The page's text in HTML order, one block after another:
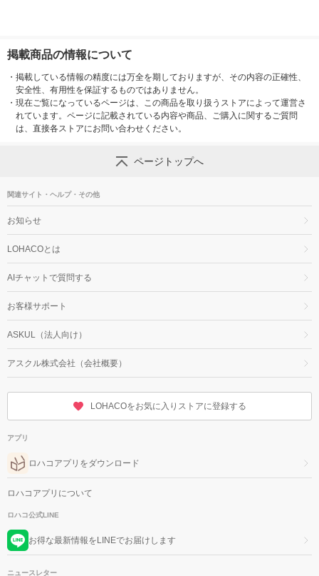
掲載商品の情報について
・ 掲載している情報の精度には万全を期しておりますが、その内容の正確性、
安全性、有用性を保証するものではありません。
・ 現在ご覧になっているページは、この商品を取り扱うストアによって運営さ
れています。ページに記載されている内容や商品、ご購入に関するご質問
は、直接各ストアにお問い合わせください。
ページトップへ
関連サイト・ヘルプ・その他
お知らせ
LOHACOとは
AIチャットで質問する
お客様サポート
ASKUL（法人向け）
アスクル株式会社（会社概要）
LOHACOをお気に入りストアに登録する
アプリ
ロハコアプリをダウンロード
ロハコアプリについて
ロハコ公式LINE
お得な最新情報をLINEでお届けします
ニュースレター